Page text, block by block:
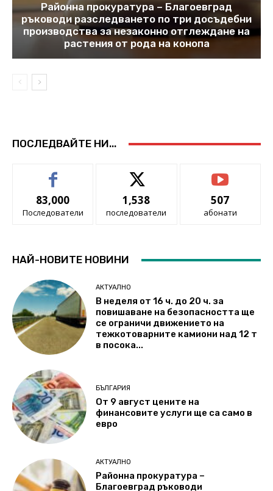
Районна прокуратура – Благоевград
ръководи разследването по три досъдебни
производства за незаконно отглеждане на
растения от рода на конопа
ПОСЛЕДВАЙТЕ НИ...
83,000
Последователи
1,538
последователи
507
абонати
НАЙ-НОВИТЕ НОВИНИ
АКТУАЛНО
В неделя от 16 ч. до 20 ч. за
повишаване на безопасността ще
се ограничи движението на
тежкотоварните камиони над 12 т
в посока...
БЪЛГАРИЯ
От 9 август цените на
финансовите услуги ще са само в
евро
АКТУАЛНО
Районна прокуратура –
Благоевград ръководи